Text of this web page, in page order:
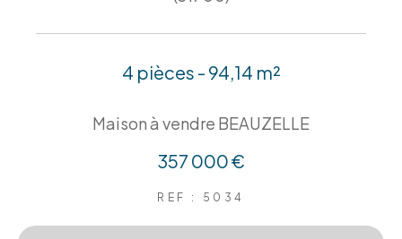
4 pièces - 94,14 m²
Maison à vendre BEAUZELLE
357 000 €
REF : 5034